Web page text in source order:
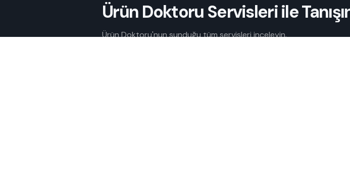
Ürün Doktoru Servisleri ile
Ürün Doktoru'nun sunduğu tüm servisleri inceleyin.